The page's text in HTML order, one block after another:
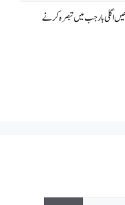
اگلی بار جب میں تبصرہ کرنے